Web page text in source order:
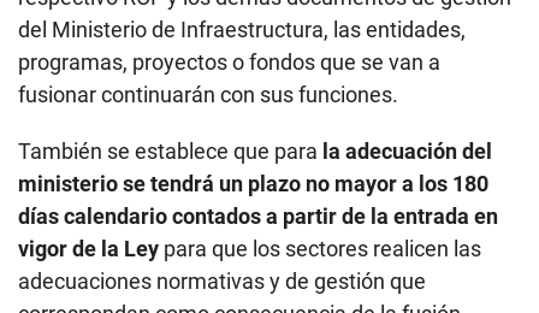
ministerio se tendrá un plazo no mayor a los 180
días calendario contados a partir de la entrada en
vigor de la Ley
para que los sectores realicen las
correspondan como consecuencia de la fusión.
Como detalla la propuesta,
este ministerio será el
encargado del Plan Nacional de Infraestructura, que
deberá ser aprobado mediante Decreto Supremo,
contando con el voto aprobatorio del Consejo de